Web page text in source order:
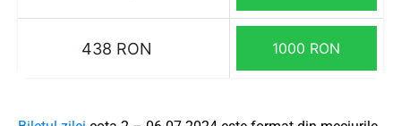
438 RON 1000 RON